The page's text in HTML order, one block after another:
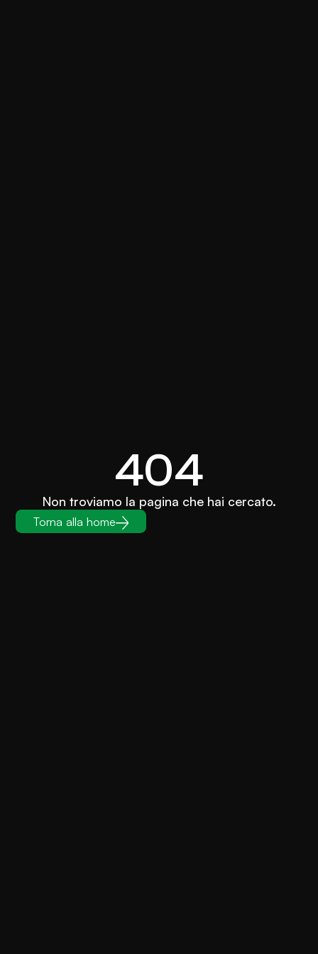
404
Non troviamo la pagina che hai cercato.
Torna alla home